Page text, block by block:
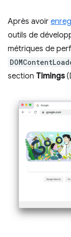
Après avoir
outils de
métriques de
section Timings